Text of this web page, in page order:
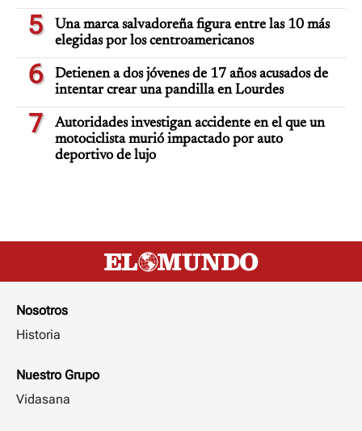
5
Una marca salvadoreña figura entre las 10 más
elegidas por los centroamericanos
6
Detienen a dos jóvenes de 17 años acusados de
intentar crear una pandilla en Lourdes
7
Autoridades investigan accidente en el que un
motociclista murió impactado por auto
deportivo de lujo
Nosotros
Historia
Nuestro Grupo
Vidasana